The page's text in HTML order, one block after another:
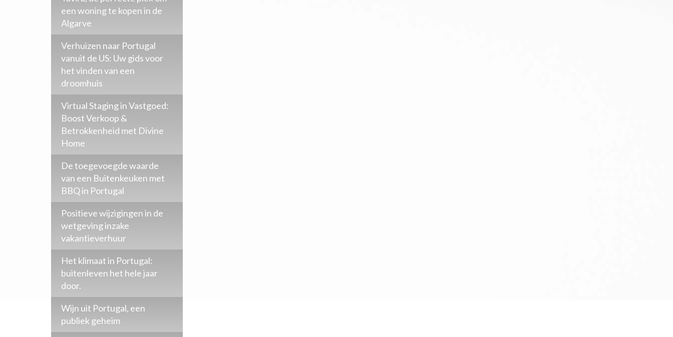
een woning te kopen in de
Algarve
Verhuizen naar Portugal
vanuit de US: Uw gids voor
het vinden van een
droomhuis
Virtual Staging in Vastgoed:
Boost Verkoop &
Betrokkenheid met Divine
Home
De toegevoegde waarde
van een Buitenkeuken met
BBQ in Portugal
Positieve wijzigingen in de
wetgeving inzake
vakantieverhuur
Het klimaat in Portugal:
buitenleven het hele jaar
door.
Wijn uit Portugal, een
publiek geheim